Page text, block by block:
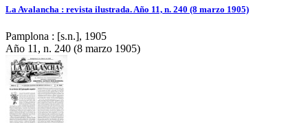
La Avalancha : revista ilustrada. Año 11, n. 240 (8 marzo 1905)
Pamplona : [s.n.], 1905
Año 11, n. 240 (8 marzo 1905)